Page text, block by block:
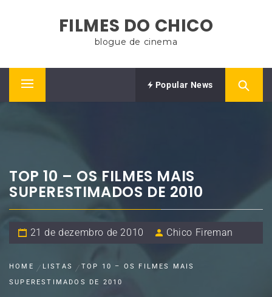
FILMES DO CHICO
blogue de cinema
Primary
Popular News
TOP 10 – OS FILMES MAIS
SUPERESTIMADOS DE 2010
21 de dezembro de 2010 Chico Fireman
HOME LISTAS
TOP 10 – OS FILMES MAIS
SUPERESTIMADOS DE 2010